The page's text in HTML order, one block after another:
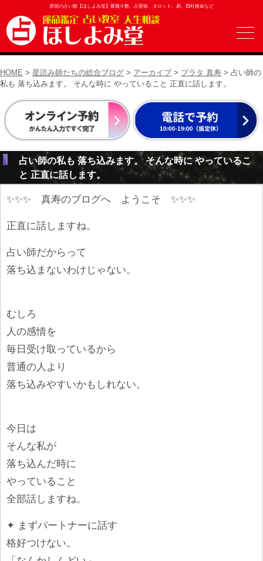
原宿の占い館【ほしよみ堂】紫微斗数、占星術、タロット、易、四柱推命など
HOME > 星読み師たちの総合ブログ > アーカイブ > プラタ 真寿 > 占い師の
私も 落ち込みます。 そんな時に やっていること 正直に話します。
占い師の私も 落ち込みます。 そんな時に やっているこ
と 正直に話します。
✨✨✨ 真寿のブログへ ようこそ ✨✨✨
正直に話しますね。
占い師だからって
落ち込まないわけじゃない。
むしろ
人の感情を
毎日受け取っているから
普通の人より
落ち込みやすいかもしれない。
今日は
そんな私が
落ち込んだ時に
やっていること
全部話しますね。
✦ まずパートナーに話す
格好つけない。